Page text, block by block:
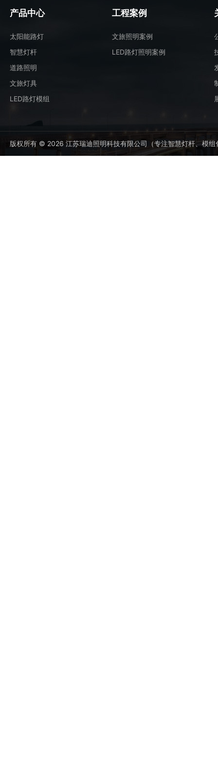
产品中心
太阳能路灯
智慧灯杆
道路照明
文旅灯具
LED路灯模组
工程案例
文旅照明案例
LED路灯照明案例
版权所有 © 2026 江苏瑞迪照明科技有限公司（专注智慧灯杆、模组